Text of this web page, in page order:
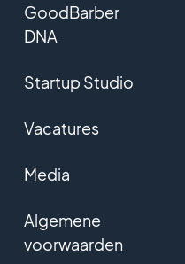
GoodBarber
DNA
Startup Studio
Vacatures
Media
Algemene
voorwaarden